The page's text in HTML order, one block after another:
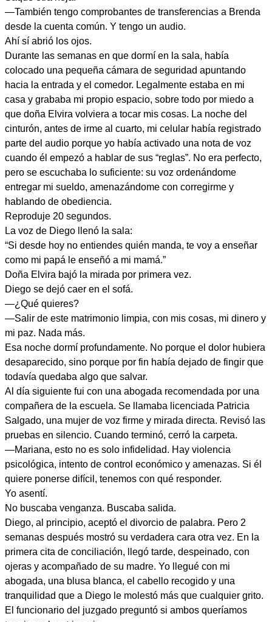
—También tengo comprobantes de transferencias a Brenda
desde la cuenta común. Y tengo un audio.
Ahí sí abrió los ojos.
Durante las semanas en que dormí en la sala, había
colocado una pequeña cámara de seguridad apuntando
hacia la entrada y el comedor. Legalmente estaba en mi
casa y grababa mi propio espacio, sobre todo por miedo a
que doña Elvira volviera a tocar mis cosas. La noche del
cinturón, antes de irme al cuarto, mi celular había registrado
parte del audio porque yo había activado una nota de voz
cuando él empezó a hablar de sus “reglas”. No era perfecto,
pero se escuchaba lo suficiente: su voz ordenándome
entregar mi sueldo, amenazándome con corregirme y
hablando de obediencia.
Reproduje 20 segundos.
La voz de Diego llenó la sala:
“Si desde hoy no entiendes quién manda, te voy a enseñar
como mi papá le enseñó a mi mamá.”
Doña Elvira bajó la mirada por primera vez.
Diego se dejó caer en el sofá.
—¿Qué quieres?
—Salir de este matrimonio limpia, con mis cosas, mi dinero y
mi paz. Nada más.
Esa noche dormí profundamente. No porque el dolor hubiera
desaparecido, sino porque por fin había dejado de fingir que
todavía quedaba algo que salvar.
Al día siguiente fui con una abogada recomendada por una
compañera de la escuela. Se llamaba licenciada Patricia
Salgado, una mujer de voz firme y mirada directa. Revisó las
pruebas en silencio. Cuando terminó, cerró la carpeta.
—Mariana, esto no es solo infidelidad. Hay violencia
psicológica, intento de control económico y amenazas. Si él
quiere ponerse difícil, tenemos con qué responder.
Yo asentí.
No buscaba venganza. Buscaba salida.
Diego, al principio, aceptó el divorcio de palabra. Pero 2
semanas después mostró su verdadera cara otra vez. En la
primera cita de conciliación, llegó tarde, despeinado, con
ojeras y acompañado de su madre. Yo llegué con mi
abogada, una blusa blanca, el cabello recogido y una
tranquilidad que a Diego le molestó más que cualquier grito.
El funcionario del juzgado preguntó si ambos queríamos